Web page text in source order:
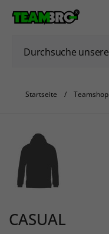
Startseite Teamshop
CASUAL